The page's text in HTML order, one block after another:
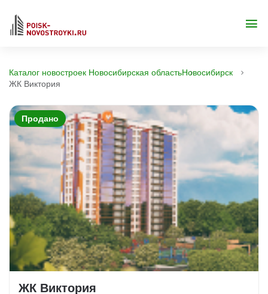
Каталог новостроек Новосибирская областьНовосибирск
ЖК Виктория
Продано
ЖК Виктория